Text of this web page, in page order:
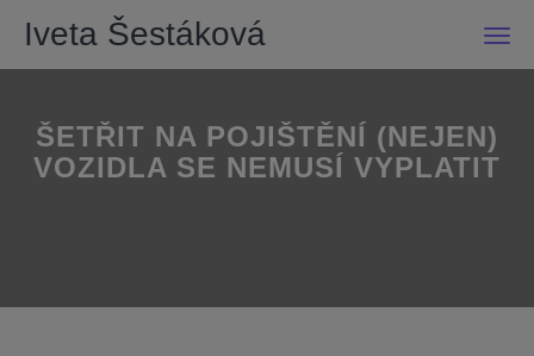
Iveta Šestáková
ŠETŘIT NA POJIŠTĚNÍ (NEJEN)
VOZIDLA SE NEMUSÍ VYPLATIT